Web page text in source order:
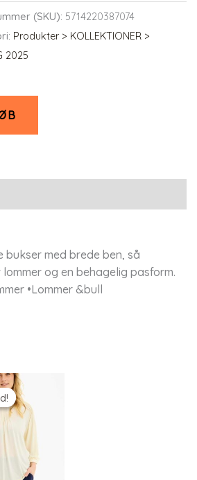
(SKU): 5714220387074
Produkter > KOLLEKTIONER >
2025
bukser med brede ben, så
og en behagelig pasform.
•Lommer &bull